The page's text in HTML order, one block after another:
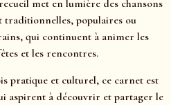
met en lumière des chansons
traditionnelles, populaires ou
qui continuent à animer les
et les rencontres.
pratique et culturel, ce carnet est
aspirent à découvrir et partager le